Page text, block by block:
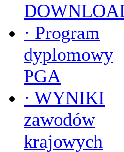
· Program
dyplomowy
PGA
· WYNIKI
zawodów
krajowych